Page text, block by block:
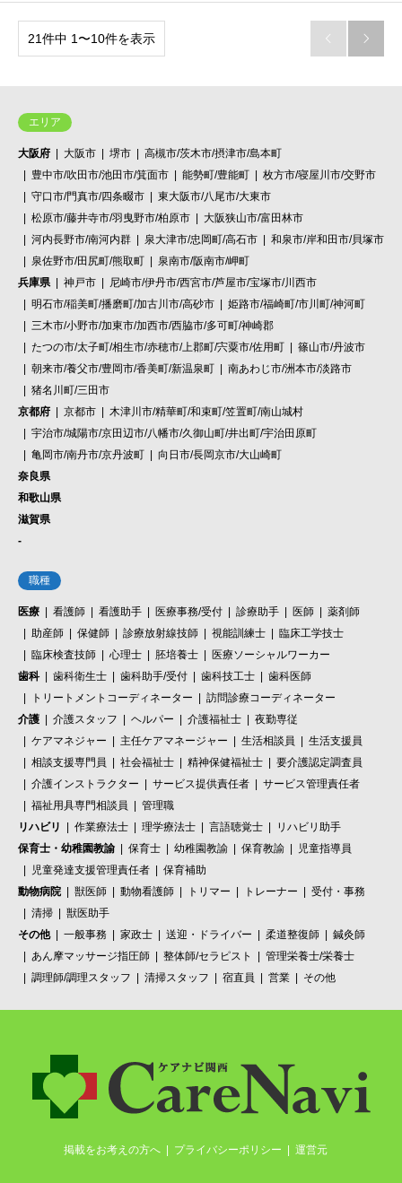
21件中 1〜10件を表示  
エリア
大阪府 大阪市 堺市
高槻市/茨木市/摂津市/島本町
豊中市/吹田市/池田市/箕面市
能勢町/豊能町
枚方市/寝屋川市/交野市
守口市/門真市/四条畷市
東大阪市/八尾市/大東市
松原市/藤井寺市/羽曳野市/柏原市
大阪狭山市/富田林市
河内長野市/南河内群
泉大津市/忠岡町/高石市
和泉市/岸和田市/貝塚市
泉佐野市/田尻町/熊取町
泉南市/阪南市/岬町
兵庫県
神戸市
尼崎市/伊丹市/西宮市/芦屋市/宝塚市/川西市
明石市/稲美町/播磨町/加古川市/高砂市
姫路市/福崎町/市川町/神河町
三木市/小野市/加東市/加西市/西脇市/多可町/神崎郡
たつの市/太子町/相生市/赤穂市/上郡町/宍粟市/佐用町
篠山市/丹波市
朝来市/養父市/豊岡市/香美町/新温泉町
南あわじ市/洲本市/淡路市
猪名川町/三田市
京都府
京都市
木津川市/精華町/和束町/笠置町/南山城村
宇治市/城陽市/京田辺市/八幡市/久御山町/井出町/宇治田原町
亀岡市/南丹市/京丹波町
向日市/長岡京市/大山崎町
奈良県
和歌山県
滋賀県
-
職種
医療 看護師 看護助手 医療事務/受付 診療助手 医師
薬剤師
助産師
保健師 診療放射線技師 視能訓練士
臨床工学技士
臨床検査技師
心理士 胚培養士
医療ソーシャルワーカー
歯科
歯科衛生士 歯科助手/受付 歯科技工士
歯科医師
トリートメントコーディネーター
訪問診療コーディネーター
介護
介護スタッフ ヘルパー 介護福祉士
夜勤専従
ケアマネジャー
主任ケアマネージャー 生活相談員
生活支援員
相談支援専門員
社会福祉士 精神保健福祉士
要介護認定調査員
介護インストラクター
サービス提供責任者
サービス管理責任者
福祉用具専門相談員
管理職
リハビリ
作業療法士 理学療法士 言語聴覚士
リハビリ助手
保育士・幼稚園教諭
保育士 幼稚園教諭 保育教諭
児童指導員
児童発達支援管理責任者
保育補助
動物病院
獣医師 動物看護師 トリマー トレーナー
受付・事務
清掃
獣医助手
その他
一般事務 家政士 送迎・ドライバー 柔道整復師
鍼灸師
あん摩マッサージ指圧師
整体師/セラピスト
管理栄養士/栄養士
調理師/調理スタッフ
清掃スタッフ 宿直員 営業 その他
掲載をお考えの方へ プライバシーポリシー 運営元